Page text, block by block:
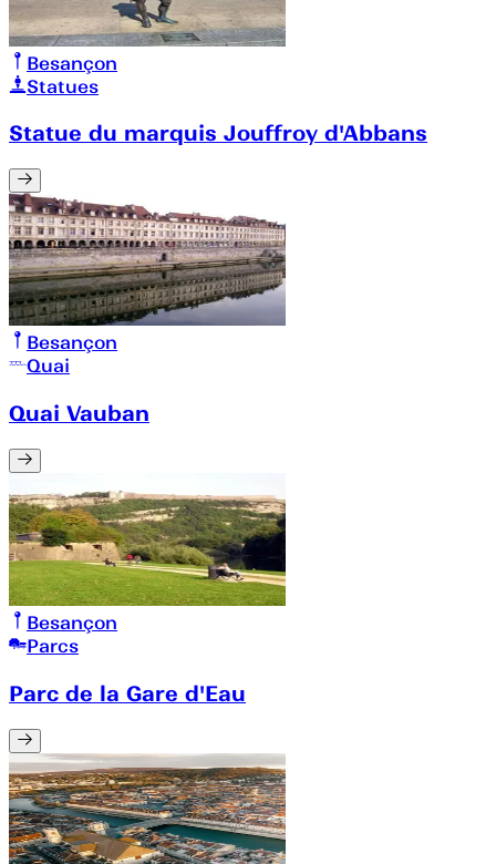
Besançon
Statues
Statue du marquis Jouffroy d'Abbans
Besançon
Quai
Quai Vauban
Besançon
Parcs
Parc de la Gare d'Eau